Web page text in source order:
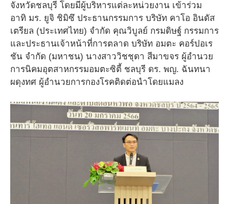
จังหวัดชลบุรี โดยมีผู้บริหารแต่ละหน่วยงาน เข้าร่วม
อาทิ มร. ยูจิ ชิมิซึ ประธานกรรมการ บริษัท คาโอ อินดัส
เตรียล (ประเทศไทย) จำกัด คุณวิบูลย์ กรมดิษฐ์ กรรมการ
และประธานเจ้าหน้าที่การตลาด บริษัท อมตะ คอร์ปอเร
ชัน จำกัด (มหาชน) นางสาววิชชุดา สีมาขจร ผู้อำนวย
การนิคมอุตสาหกรรมอมตะซิตี้ ชลบุรี ดร. พญ. ฉันทนา
ผดุงทศ ผู้อำนวยการกองโรคติดต่อนำโดยแมลง